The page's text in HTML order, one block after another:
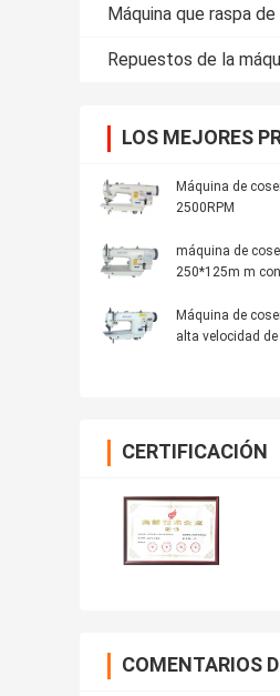
Máquina que raspa
Repuestos de la
LOS MEJORES
Máquina de
2500RPM
máquina de
250*125m m
Máquina de
alta velocidad
CERTIFICACIÓN
COMENTARIOS